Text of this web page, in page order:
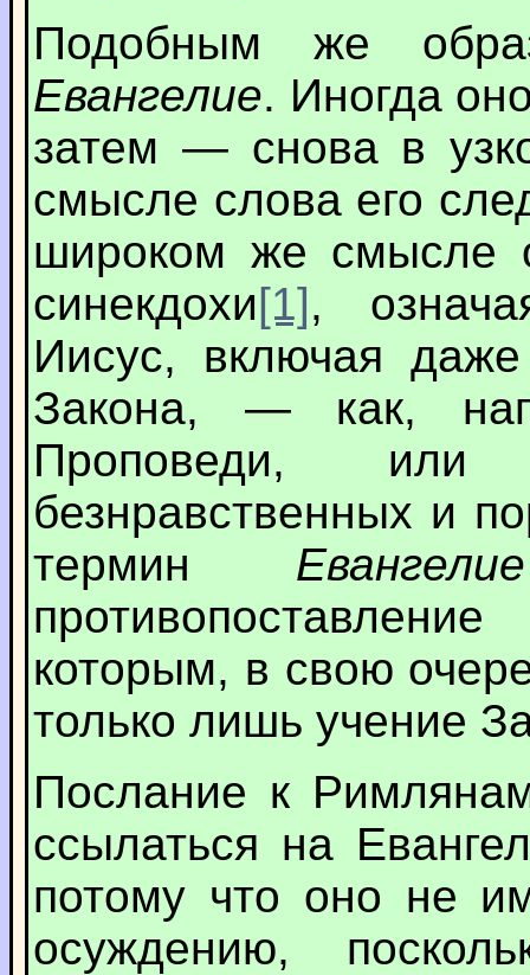
Подобным же
Евангелие. Иногда
затем — снова в
смысле слова его
широком же смысле
синекдохи[1],
Иисус, включая
Закона, — как,
Проповеди,
безнравственных и
термин
которым, в свою
только лишь учение
Послание к
ссылаться на
потому что оно не
осуждению,